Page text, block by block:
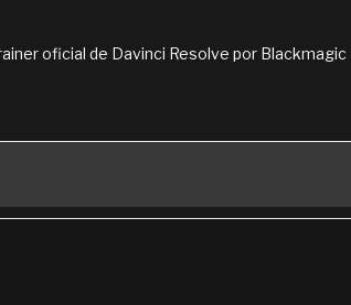
oficial de Davinci Resolve por Blackmagic